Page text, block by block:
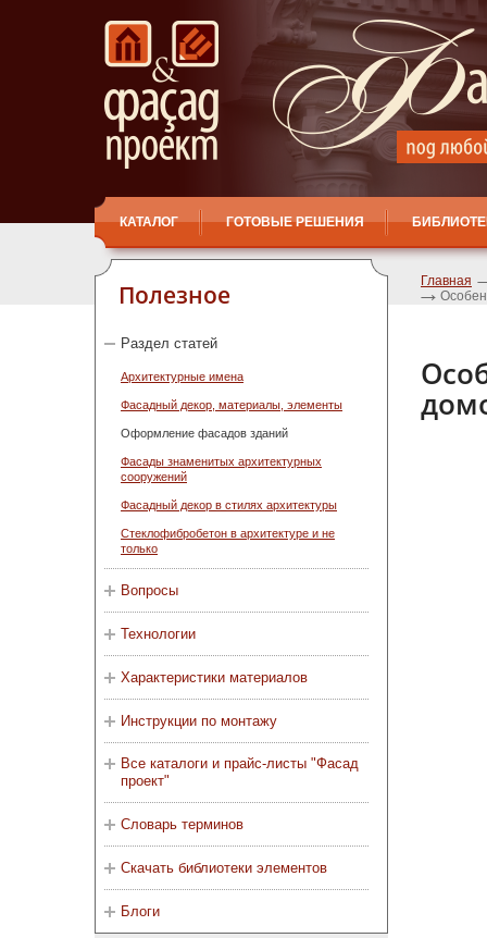
КАТАЛОГ ГОТОВЫЕ РЕШЕНИЯ
Полезное
Раздел статей
Архитектурные имена
Фасадный декор, материалы, элементы
Оформление фасадов зданий
Фасады знаменитых архитектурных
сооружений
Фасадный декор в стилях архитектуры
Стеклофибробетон в архитектуре и не
только
Вопросы
Технологии
Характеристики материалов
Инструкции по монтажу
Все каталоги и прайс-листы "Фасад
проект"
Словарь терминов
Скачать библиотеки элементов
Блоги
Главная